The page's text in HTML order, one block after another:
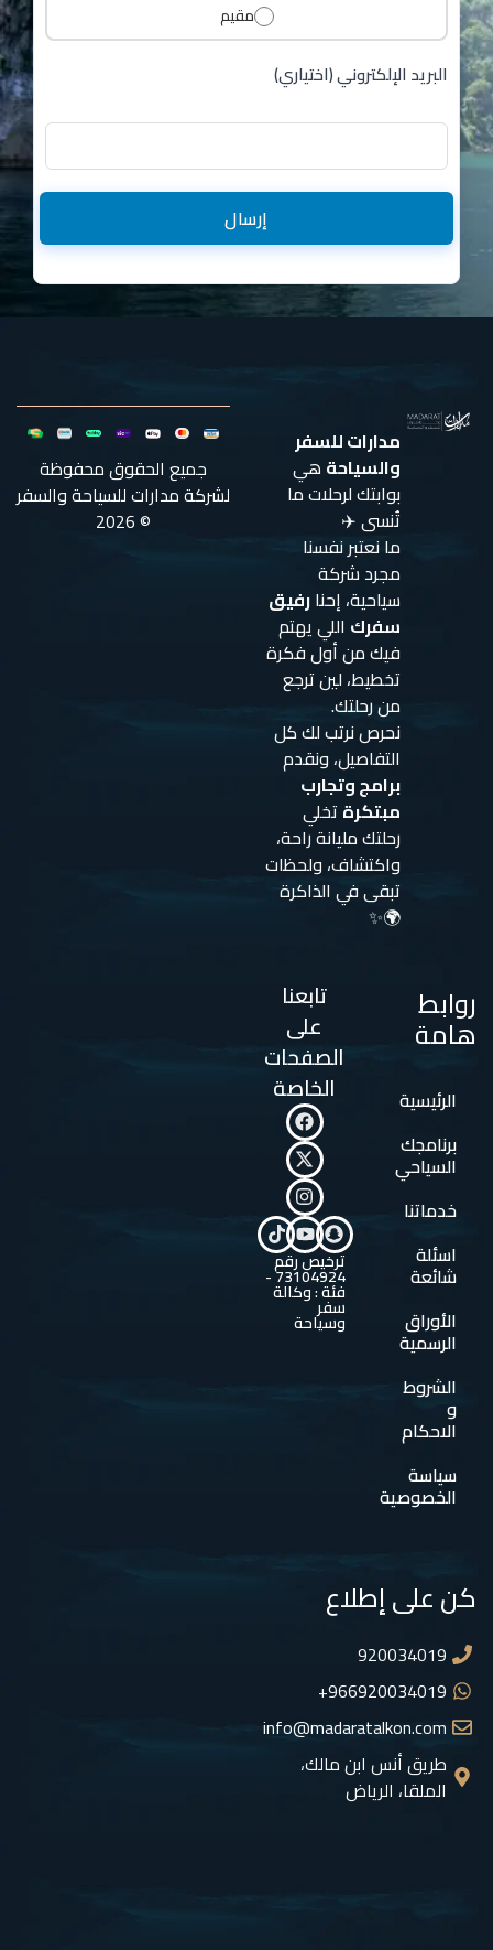
مقيم
البريد الإلكتروني (اختياري)
إرسال
مدارات للسفر
والسياحة هي
بوابتك لرحلات ما
تُنسى ✈️
ما نعتبر نفسنا
مجرد شركة
سياحية، إحنارفيق
سفرك اللي يهتم
فيك من أول فكرة
تخطيط، لين ترجع
من رحلتك.
نحرص نرتب لك كل
التفاصيل، ونقدم
برامج وتجارب
مبتكرة تخلي
رحلتك مليانة راحة،
واكتشاف، ولحظات
تبقى في الذاكرة
🌍✨
روابط
هامة
الرئيسية
برنامجك
السياحي
خدماتنا
اسئلة
شائعة
الأوراق
الرسمية
الشروط
و
الاحكام
سياسة
الخصوصية
تابعنا
على
الصفحات
الخاصة
ترخيص رقم
73104924 -
فئة : وكالة
سفر
وسياحة
كن على إطلاع
920034019
966920034019+
info@madaratalkon.com
طريق أنس ابن مالك،
الملقا، الرياض
جميع الحقوق محفوظة
لشركة مدارات للسياحة والسفر
© 2026